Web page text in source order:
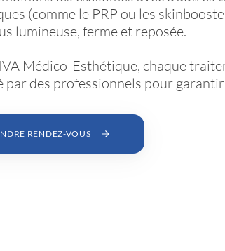
(comme le PRP ou les
lumineuse, ferme et reposée.
Médico-Esthétique, chaque
par des professionnels pour
RENDEZ-VOUS